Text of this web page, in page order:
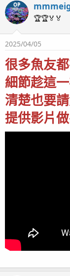
OP
🏆🏆🏅🏅
2025/04/05
很多魚友
細節趁這
清楚也要
提供影片